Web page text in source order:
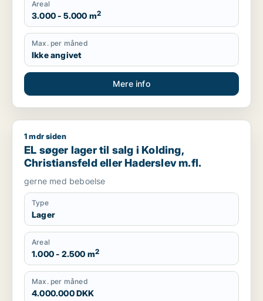
Areal
3.000 - 5.000 m2
Max. per måned
Ikke angivet
Mere info
EL søger lager til salg i Kolding, Christiansfeld eller
1 mdr siden
EL søger lager til salg i Kolding,
Christiansfeld eller Haderslev m.fl.
gerne med beboelse
Type
Lager
Areal
1.000 - 2.500 m2
Max. per måned
4.000.000 DKK